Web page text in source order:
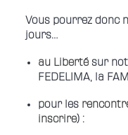
Vous pourrez donc
jours…
au Liberté sur
FEDELIMA, la
pour les
inscrire) :